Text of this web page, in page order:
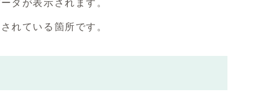
タが表示されます。
れている箇所です。